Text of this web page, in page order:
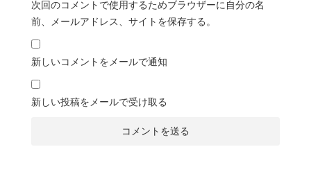
次回のコメントで使用するためブラウザーに自分の名
前、メールアドレス、サイトを保存する。
新しいコメントをメールで通知
新しい投稿をメールで受け取る